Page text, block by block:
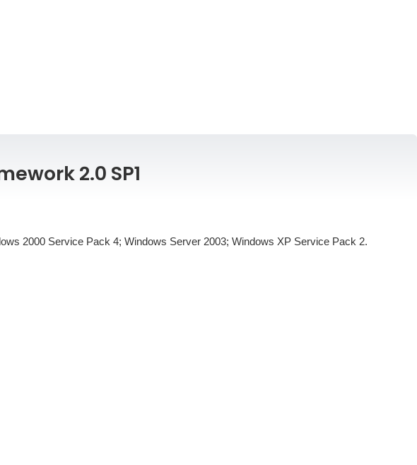
2.0 SP1
2000 Service Pack 4; Windows Server 2003; Windows XP Service Pack 2.